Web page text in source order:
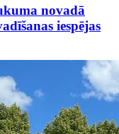
novadā
iespējas